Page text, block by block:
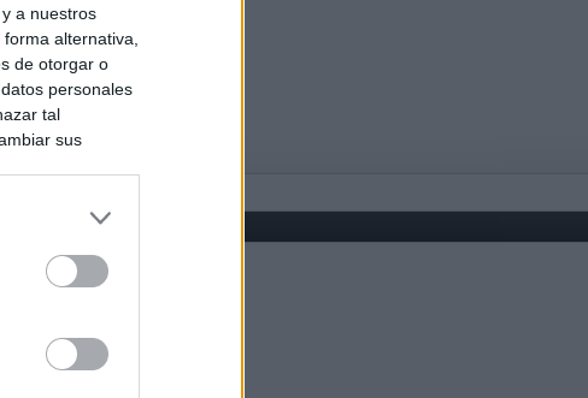
a nuestros
alternativa,
de otorgar o
personales
tal
sus